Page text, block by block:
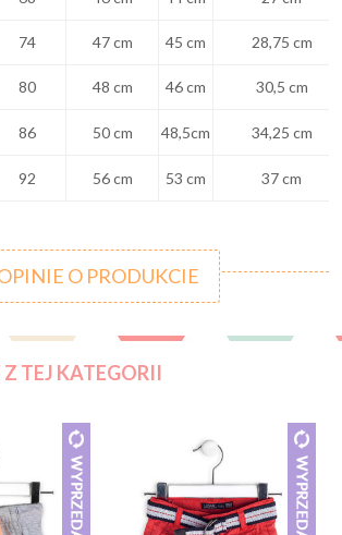
74 47 cm 45 cm 28,75 cm
80 48 cm 46 cm 30,5 cm
86 50 cm 48,5cm 34,25 cm
92 56 cm 53 cm 37 cm
O PRODUKCIE
Z TEJ KATEGORII